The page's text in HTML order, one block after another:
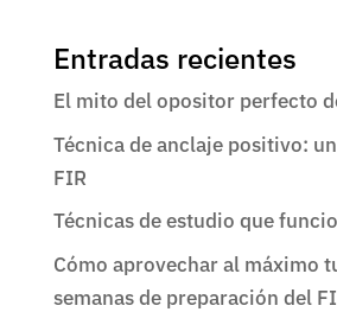
Entradas recientes
El mito del opositor perfecto
Técnica de anclaje positivo:
FIR
Técnicas de estudio que
Cómo aprovechar al máximo
semanas de preparación del